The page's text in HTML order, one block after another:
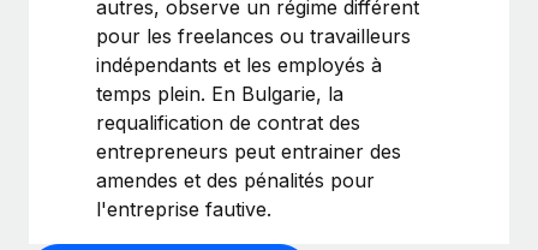
autres, observe un régime différent
pour les freelances ou travailleurs
indépendants et les employés à
temps plein. En Bulgarie, la
requalification de contrat des
entrepreneurs peut entrainer des
amendes et des pénalités pour
l'entreprise fautive.